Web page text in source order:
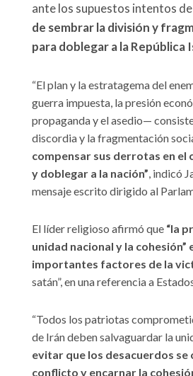
ante los supuestos intentos
de sembrar la división y
para doblegar a la República
“El plan y la estratagema del
guerra impuesta, la presión
propaganda y el asedio—
discordia y la fragmentación
compensar sus derrotas en el
y doblegar a la nación”, indicó
mensaje escrito dirigido al
El líder religioso afirmó que “la
unidad nacional y la cohesión”
importantes factores de la
satán”, en una referencia a
“Todos los patriotas
de Irán deben salvaguardar la
evitar que los desacuerdos se
conflicto y encarnar la